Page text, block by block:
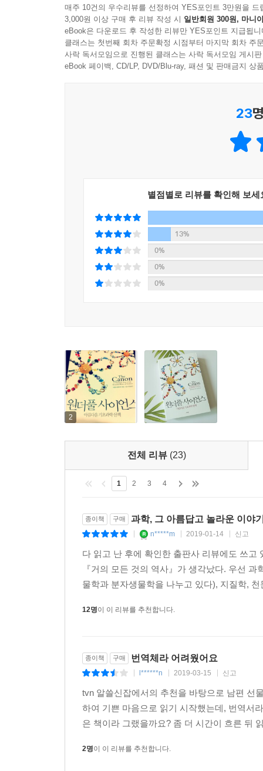
살짝 바꿔 확률 장의 부제인 ‘누구를 위한 종형
Imaging World 'Pieces'를 지질학 장의 부제로 하는
문학과 회화에서부터 유머와 스포츠에 이르기까
작가의 글쓰기 스타일은 에세이처럼 편하고 유
매주 10건의 우수리뷰를 선정하여 YES포인트 3만원을 드
3,000원 이상 구매 후 리뷰 작성 시 일반회원 300원, 마니
eBook은 다운로드 후 작성한 리뷰만 YES포인트 지급됩니
클래스는 첫번째 회차 주문확정 시점부터 마지막 회차 주
사락 독서모임으로 진행된 클래스는 사락 독서모임 게시
eBook 페이백, CD/LP, DVD/Blu-ray, 패션 및 판매금지 상
23
별점별로 리뷰를 확인해 보세
13%
0%
0%
0%
2
전체 리뷰 (23)
1 2 3 4
종이책 구매 과학, 그 아름답고 놀라운 이야
n*****m 2019-01-14 신고
다 읽고 난 후에 확인한 출판사 리뷰에도 쓰
『거의 모든 것의 역사』가 생각났다. 우선
물학과 분자생물학을 나누고 있다), 지질학,
12명이 이 리뷰를 추천합니다.
종이책 구매 번역체라 어려웠어요
l******n 2019-03-15 신고
tvn 알쓸신잡에서의 추천을 바탕으로 남편 선
하여 기쁜 마음으로 읽기 시작했는데, 번역서
은 책이라 그랬을까요? 좀 더 시간이 흐른 뒤
2명이 이 리뷰를 추천합니다.